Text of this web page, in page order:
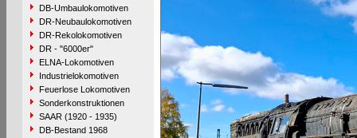
DB-Umbaulokomotiven
DR-Neubaulokomotiven
DR-Rekolokomotiven
DR - "6000er"
ELNA-Lokomotiven
Industrielokomotiven
Feuerlose Lokomotiven
Sonderkonstruktionen
SAAR (1920 - 1935)
DB-Bestand 1968